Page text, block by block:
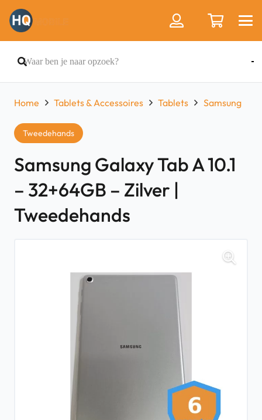
Home Tablets & Accessoires Tablets Samsung
Tweedehands
Samsung Galaxy Tab A 10.1
– 32+64GB – Zilver |
Tweedehands